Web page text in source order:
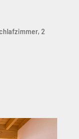
2